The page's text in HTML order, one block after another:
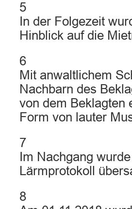
5
In der Folgezeit
Hinblick auf die
6
Mit anwaltlichem
Nachbarn des
von dem Beklagten
Form von lauter
7
Im Nachgang
Lärmprotokoll
8